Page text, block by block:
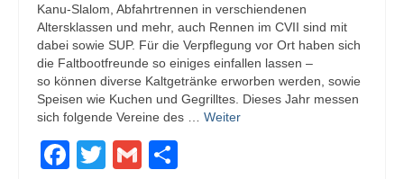
Kanu-Slalom, Abfahrtrennen in verschiendenen
Altersklassen und mehr, auch Rennen im CVII sind mit
dabei sowie SUP. Für die Verpflegung vor Ort haben sich
die Faltbootfreunde so einiges einfallen lassen –
so können diverse Kaltgetränke erworben werden, sowie
Speisen wie Kuchen und Gegrilltes. Dieses Jahr messen
sich folgende Vereine des … Weiter
Facebook
TwitterGmail